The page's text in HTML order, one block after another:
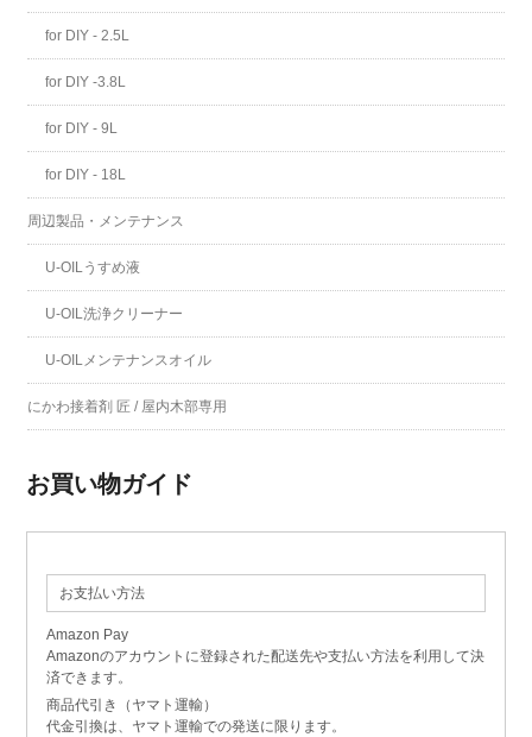
for DIY - 2.5L
for DIY -3.8L
for DIY - 9L
for DIY - 18L
周辺製品・メンテナンス
U-OILうすめ液
U-OIL洗浄クリーナー
U-OILメンテナンスオイル
にかわ接着剤 匠 / 屋内木部専用
お買い物ガイド
お支払い方法
Amazon Pay
Amazonのアカウントに登録された配送先や支払い方法を利用して決
済できます。
商品代引き（ヤマト運輸）
代金引換は、ヤマト運輸での発送に限ります。